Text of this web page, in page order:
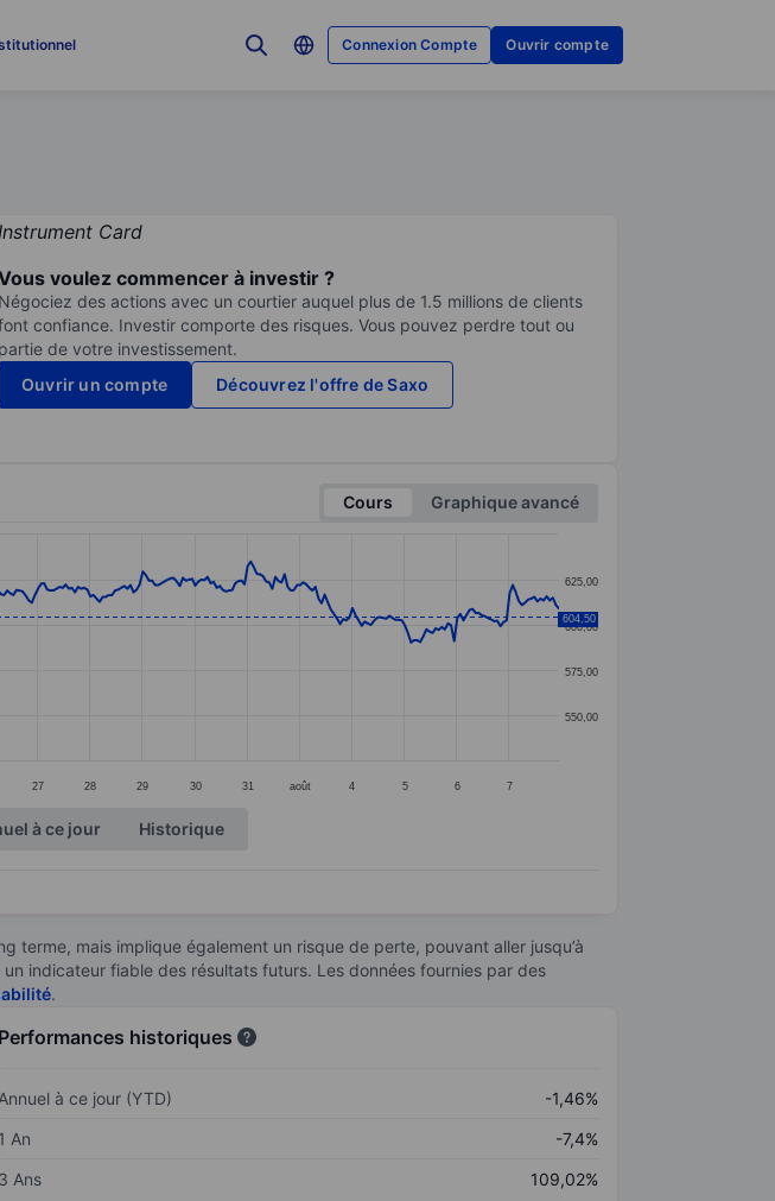
Connexion Compte Ouvrir compte
voulez commencer à investir ?
Négociez des actions avec un courtier auquel plus de 1.5 millions de clients
confiance. Investir comporte des risques. Vous pouvez perdre tout ou
partie de votre investissement.
Ouvrir un compte
Découvrez l'offre de Saxo
Cours
Graphique avancé
27 28 29 30 31 août 4 5 6 7
550,00
575,00
600,00
625,00
604,50
à ce jour Historique
terme, mais implique également un risque de perte, pouvant aller jusqu’à
indicateur fiable des résultats futurs. Les données fournies par des
.
Performances historiques
Annuel à ce jour (YTD)
-1,46%
1 An
-7,4%
3 Ans
109,02%